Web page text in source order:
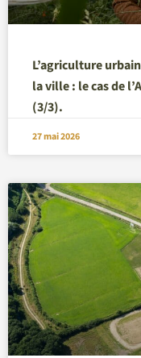
L’agriculture
la ville : le cas de
(3/3).
27 mai 2026